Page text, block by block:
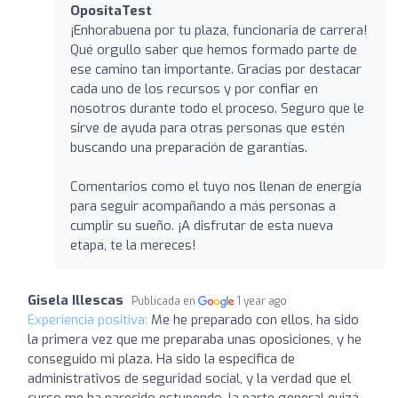
OpositaTest
¡Enhorabuena por tu plaza, funcionaria de carrera!
Qué orgullo saber que hemos formado parte de
ese camino tan importante. Gracias por destacar
cada uno de los recursos y por confiar en
nosotros durante todo el proceso. Seguro que le
sirve de ayuda para otras personas que estén
buscando una preparación de garantías.
Comentarios como el tuyo nos llenan de energía
para seguir acompañando a más personas a
cumplir su sueño. ¡A disfrutar de esta nueva
etapa, te la mereces!
Gisela Illescas Publicada en 1 year ago
Experiencia positiva: Me he preparado con ellos, ha sido
la primera vez que me preparaba unas oposiciones, y he
conseguido mi plaza. Ha sido la especifica de
administrativos de seguridad social, y la verdad que el